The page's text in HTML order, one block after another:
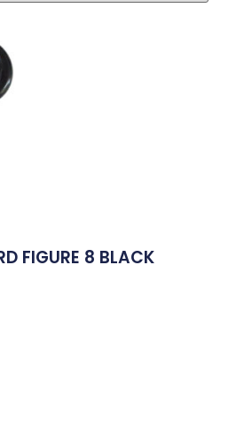
FIGURE 8 BLACK